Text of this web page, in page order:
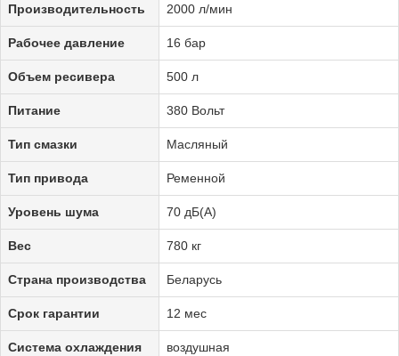
Производительность 2000 л/мин
Рабочее давление 16 бар
Объем ресивера 500 л
Питание 380 Вольт
Тип смазки Масляный
Тип привода Ременной
Уровень шума 70 дБ(А)
Вес 780 кг
Страна производства Беларусь
Срок гарантии 12 мес
Система охлаждения воздушная